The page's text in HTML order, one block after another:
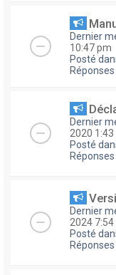
Dernier
10:47 pm
Posté
Réponses
Dernier
2020 1:43
Posté
Réponses
Dernier
2024 7:54
Posté
Réponses